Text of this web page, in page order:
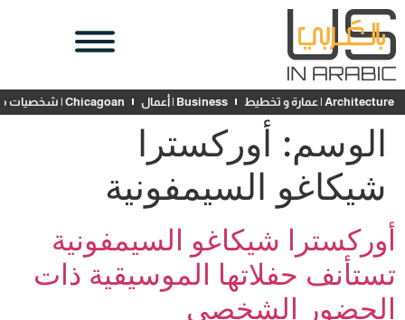
Architecture | عمارة و تخطيط Business | أعمال Chicagoan | شخصيات محلية
الوسم: أوركسترا
شيكاغو السيمفونية
أوركسترا شيكاغو السيمفونية
تستأنف حفلاتها الموسيقية ذات
الحضور الشخصي